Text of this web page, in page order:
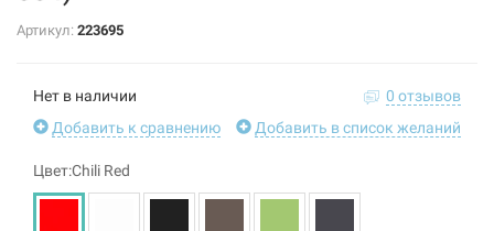
Артикул: 223695
Нет в наличии
0 отзывов
Добавить к сравнению
Добавить в список желаний
Цвет:Chili Red